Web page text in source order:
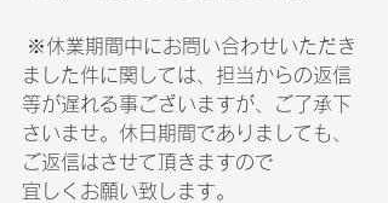
※休業期間中にお問い合わせいただき
ました件に関しては、担当からの返信
等が遅れる事ございますが、ご了承下
さいませ。休日期間でありましても、
ご返信はさせて頂きますので
宜しくお願い致します。